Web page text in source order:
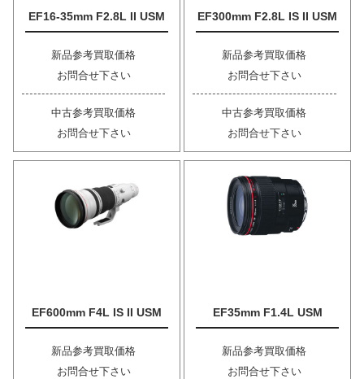
EF16-35mm F2.8L II USM
新品参考買取価格
お問合せ下さい
中古参考買取価格
お問合せ下さい
EF300mm F2.8L IS II USM
新品参考買取価格
お問合せ下さい
中古参考買取価格
お問合せ下さい
EF600mm F4L IS II USM
新品参考買取価格
お問合せ下さい
EF35mm F1.4L USM
新品参考買取価格
お問合せ下さい